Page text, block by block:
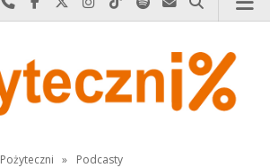
Pożyteczni » Podcasty